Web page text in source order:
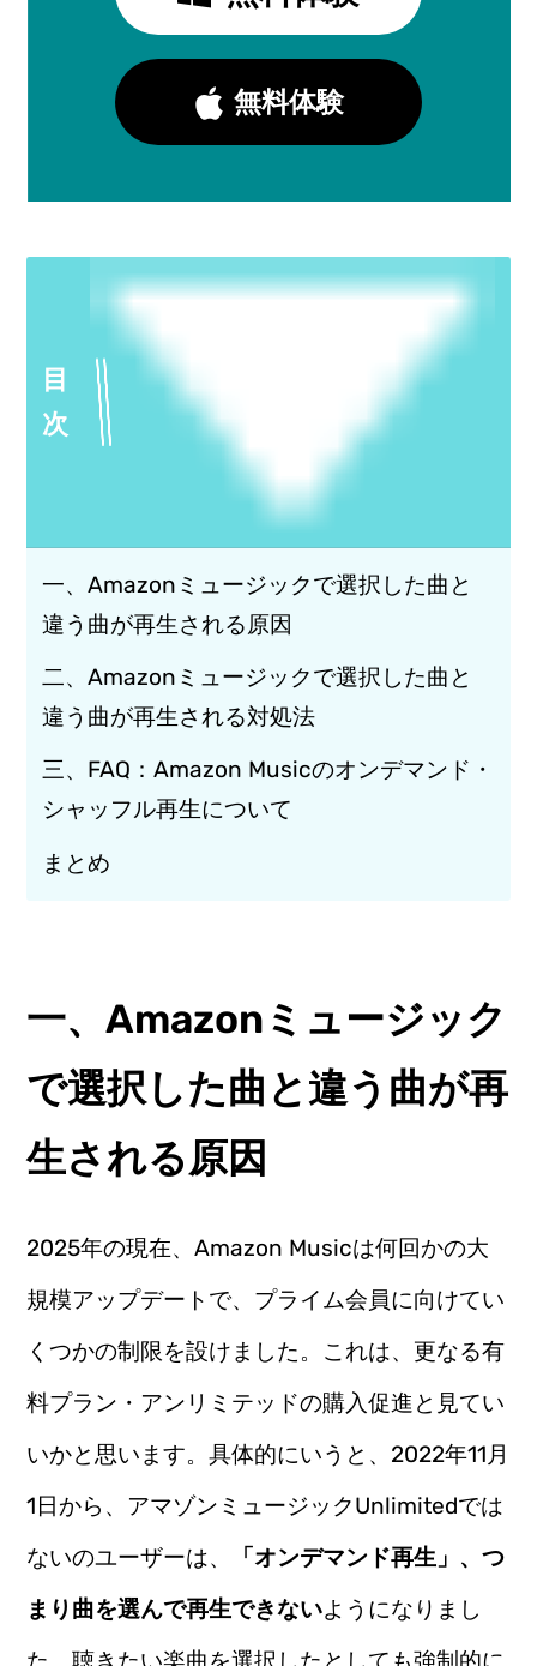
無料体験
目
次
一、Amazonミュージックで選択した曲と
違う曲が再生される原因
二、Amazonミュージックで選択した曲と
違う曲が再生される対処法
三、FAQ：Amazon Musicのオンデマンド・
シャッフル再生について
まとめ
一、Amazonミュージック
で選択した曲と違う曲が再
生される原因
2025年の現在、Amazon Musicは何回かの大
規模アップデートで、プライム会員に向けてい
くつかの制限を設けました。これは、更なる有
料プラン・アンリミテッドの購入促進と見てい
いかと思います。具体的にいうと、2022年11月
1日から、アマゾンミュージックUnlimitedでは
ないのユーザーは、
「オンデマンド再生」、つ
まり曲を選んで再生できないようになりまし
た。聴きたい楽曲を選択したとしても強制的に